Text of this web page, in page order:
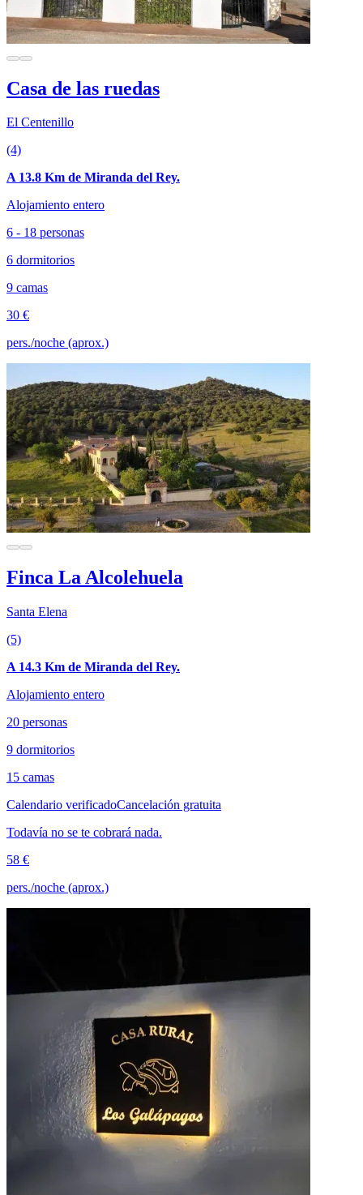
Casa de las ruedas
El Centenillo
(4)
A 13.8 Km de Miranda del Rey.
Alojamiento entero
6 - 18 personas
6 dormitorios
9 camas
30 €
pers./noche (aprox.)
Finca La Alcolehuela
Santa Elena
(5)
A 14.3 Km de Miranda del Rey.
Alojamiento entero
20 personas
9 dormitorios
15 camas
Calendario verificadoCancelación gratuita
Todavía no se te cobrará nada.
58 €
pers./noche (aprox.)